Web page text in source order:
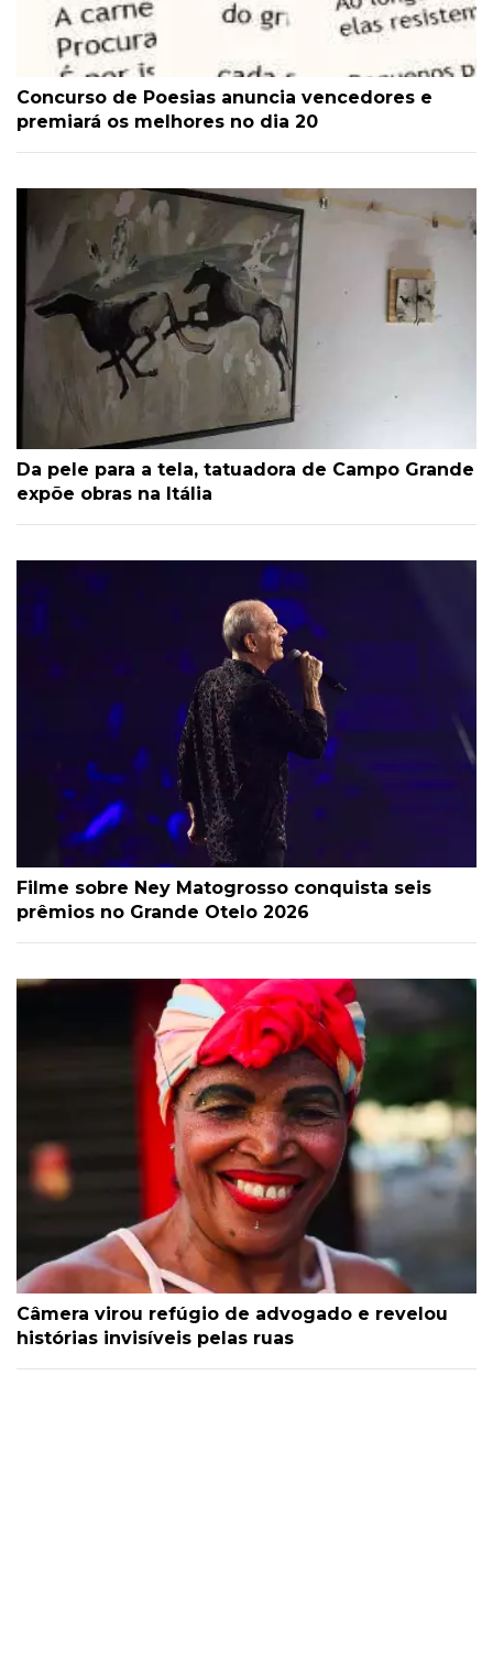
Concurso de Poesias anuncia vencedores e
premiará os melhores no dia 20
Da pele para a tela, tatuadora de Campo Grande
expõe obras na Itália
Filme sobre Ney Matogrosso conquista seis
prêmios no Grande Otelo 2026
Câmera virou refúgio de advogado e revelou
histórias invisíveis pelas ruas